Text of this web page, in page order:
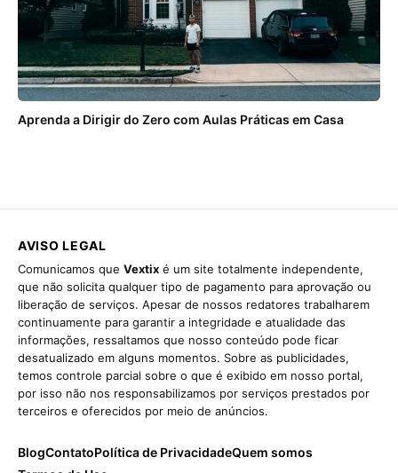
Aprenda a Dirigir do Zero com Aulas Práticas em Casa
AVISO LEGAL
Comunicamos que Vextix é um site totalmente independente,
que não solicita qualquer tipo de pagamento para aprovação ou
liberação de serviços. Apesar de nossos redatores trabalharem
continuamente para garantir a integridade e atualidade das
informações, ressaltamos que nosso conteúdo pode ficar
desatualizado em alguns momentos. Sobre as publicidades,
temos controle parcial sobre o que é exibido em nosso portal,
por isso não nos responsabilizamos por serviços prestados por
terceiros e oferecidos por meio de anúncios.
BlogContatoPolítica de PrivacidadeQuem somos